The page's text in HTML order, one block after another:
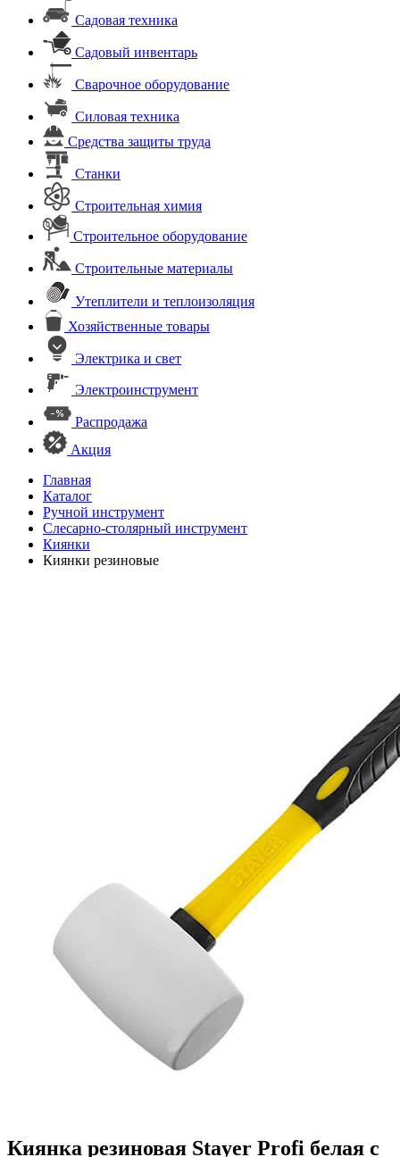
Садовая техника
Садовый инвентарь
Сварочное оборудование
Силовая техника
Средства защиты труда
Станки
Строительная химия
Строительное оборудование
Строительные материалы
Утеплители и теплоизоляция
Хозяйственные товары
Электрика и свет
Электроинструмент
Распродажа
Акция
Главная
Каталог
Ручной инструмент
Слесарно-столярный инструмент
Киянки
Киянки резиновые
Киянка резиновая Stayer Profi белая с